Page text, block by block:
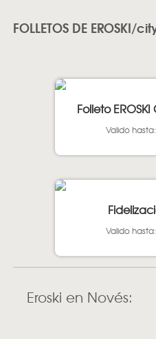
FOLLETOS DE EROSKI/
Folleto
Valido
Valido
Eroski en Novés: